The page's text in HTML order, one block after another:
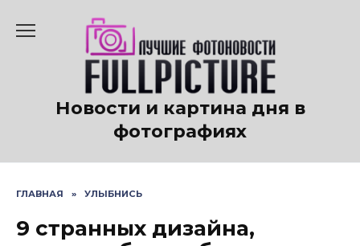
содержанию
Новости и картина дня в
фотографиях
ГЛАВНАЯ » УЛЫБНИСЬ
9 странных дизайна,